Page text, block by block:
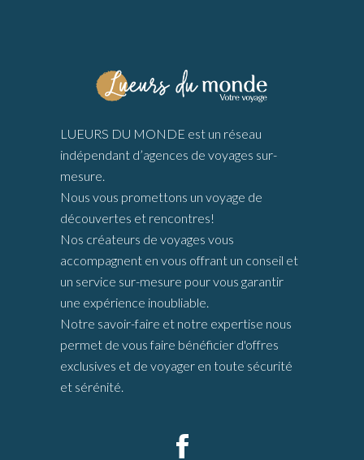
LUEURS DU MONDE est un réseau
indépendant d’agences de voyages sur-
mesure.
Nous vous promettons un voyage de
découvertes et rencontres!
Nos créateurs de voyages vous
accompagnent en vous offrant un conseil et
un service sur-mesure pour vous garantir
une expérience inoubliable.
Notre savoir-faire et notre expertise nous
permet de vous faire bénéficier d'offres
exclusives et de voyager en toute sécurité
et sérénité.